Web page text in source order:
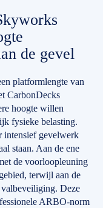
de gevel
platformlengte van
CarbonDecks
hoogte willen
fysieke belasting.
intensief gevelwerk
staan. Aan de ene
de voorloopleuning
terwijl aan de
Deze
ARBO-norm